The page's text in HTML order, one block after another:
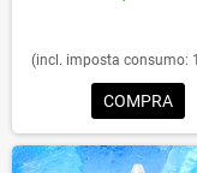
(incl. imposta consumo:
COMPRA